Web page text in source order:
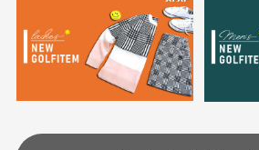
30代女性
高価なブルゾンがお
い
す
ご注文下さいませ。
定休日はありますか？
土.日.祝日は定休日となっており
ユーズド商品の特性故、メンテ
すが、におい（煙草、香水、お香
り、柔軟剤等)が付着している場